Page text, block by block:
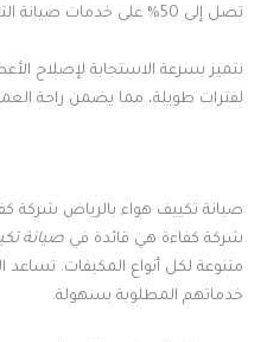
تصل إلى 50% على خدمات صيانة التكييف
نتميز بسرعة الاستجابة لإصلاح
لفترات طويلة، مما يضمن راحة
صيانة تكييف هواء بالرياض شركة
شركة كفاءة هي قائدة في صيانة
متنوعة لكل أنواع المكيفات. تساعد
خدماتهم المطلوبة بسهولة.